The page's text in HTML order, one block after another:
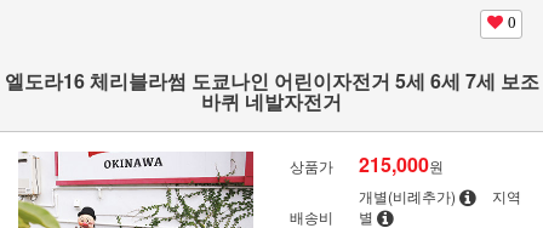
0
엘도라16 체리블라썸 도쿄나인 어린이자전거 5세 6세 7세 보조
바퀴 네발자전거
상품가 215,000원
배송비
개별(비례추가)
지역
별